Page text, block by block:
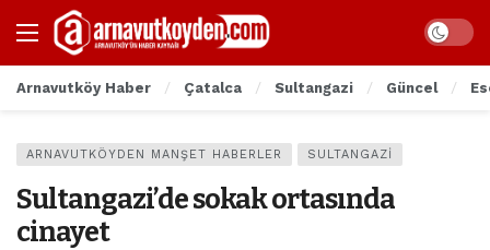
Arnavutköy Haber Çatalca Sultangazi Güncel
ARNAVUTKÖYDEN MANŞET HABERLER SULTANGAZI
Sultangazi’de sokak ortasında
cinayet